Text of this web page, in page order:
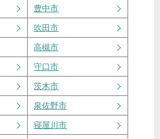
豊中市
吹田市
高槻市
守口市
茨木市
泉佐野市
寝屋川市